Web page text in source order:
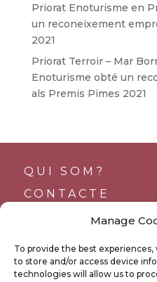
Manage
To provide the best
to store and/or access device
technologies will allow us to
Priorat Enoturisme en
un reconeixement
2021
Priorat Terroir – Mar
Enoturisme obté un
als Premis Pimes 2021
QUI SOM?
CONTACTE
SUPORTS
BUTLLETÍ